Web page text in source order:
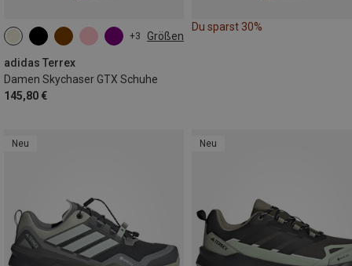
+3 Größen
adidas Terrex
Damen Skychaser GTX Schuhe
145,80 €
Du sparst 30%
Neu Neu